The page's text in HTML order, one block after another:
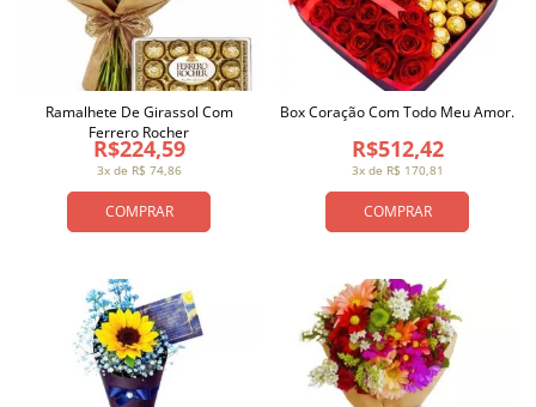
COMPRAR
3x de R$ 74,86
R$224,59
Ramalhete De Girassol Com
Ferrero Rocher
COMPRAR
3x de R$ 170,81
R$512,42
Box Coração Com Todo Meu Amor.